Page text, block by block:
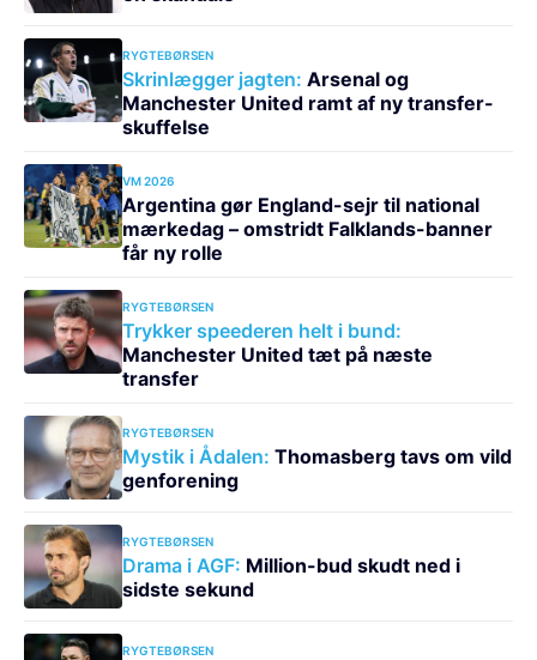
RYGTEBØRSEN
Skrinlægger jagten: Arsenal og
Manchester United ramt af ny transfer-
skuffelse
VM 2026
Argentina gør England-sejr til national
mærkedag – omstridt Falklands-banner
får ny rolle
RYGTEBØRSEN
Trykker speederen helt i bund:
Manchester United tæt på næste
transfer
RYGTEBØRSEN
Mystik i Ådalen: Thomasberg tavs om vild
genforening
RYGTEBØRSEN
Drama i AGF: Million-bud skudt ned i
sidste sekund
RYGTEBØRSEN